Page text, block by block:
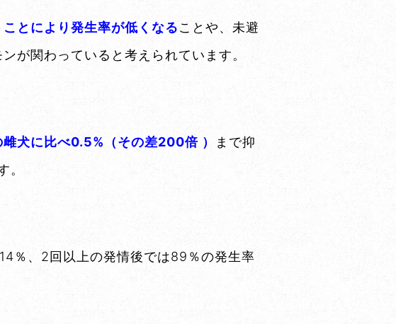
とにより発生率が低くなることや、未避
が関わっていると考えられています。
犬に比べ0.5%（その差200倍 ）
まで抑
。
％、2回以上の発情後では89％の発生率